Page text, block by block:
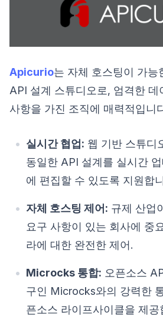
Apicurio는 자체 호스팅이 가능
API 설계 스튜디오로, 엄격한 데
사항을 가진 조직에 매력적입니
실시간 협업: 웹 기반 스튜디
동일한 API 설계를 실시간
에 편집할 수 있도록 지원합
자체 호스팅 제어: 규제 산업
요구 사항이 있는 회사에 중
라에 대한 완전한 제어.
Microcks 통합: 오픈소스
구인 Microcks와의 강력한
픈소스 라이프사이클을 제공